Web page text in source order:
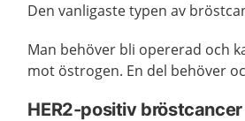
Den vanligaste typen av
Man behöver bli opererad och
mot östrogen. En del behöver
HER2-positiv bröstcancer